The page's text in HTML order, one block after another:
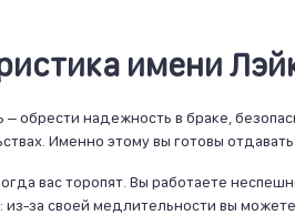
имени
– обрести надежность в браке,
Именно этому вы готовы
вас торопят. Вы работаете
за своей медлительности вы